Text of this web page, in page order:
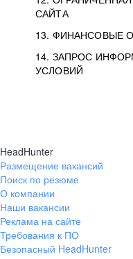
САЙТА
13. ФИНАНСОВЫЕ
14. ЗАПРОС
УСЛОВИЙ
HeadHunter
Размещение вакансий
Поиск по резюме
О компании
Наши вакансии
Реклама на сайте
Требования к ПО
Безопасный HeadHunter